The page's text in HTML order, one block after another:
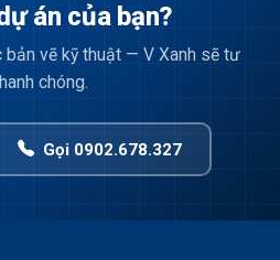
án của bạn?
vẽ kỹ thuật — V Xanh sẽ tư
chóng.
Gọi 0902.678.327